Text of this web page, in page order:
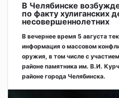
В Челябинске
по факту хулиганских
несовершеннолетних
В вечернее время 5 августа
информация о массовом
оружия, в том числе с
районе памятника им. В.И.
районе города Челябинска.